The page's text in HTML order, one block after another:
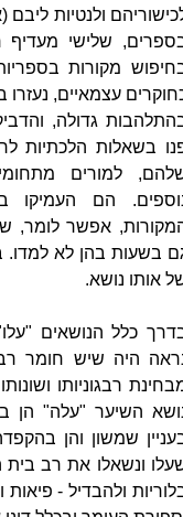
ולנטיות ליבם
שלישי מעדיף
מקורות
עצמאיים, נעזרו
גדולה,
בשאלות הלכתיות
למורים
הם העמיקו
אפשר לומר,
בשעות בהן לא למדו.
אותו נושא.
כלל הנושאים
היה שיש חומר
רבגוניותו
השיער "עלה" הן
שמשון והן
ונשאלו את רב
ולהבדיל -